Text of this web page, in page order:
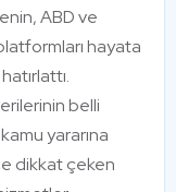
ABD ve
hayata
belli
yararına
dikkat çeken